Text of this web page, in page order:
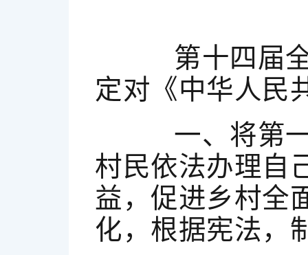
第十四届全
定对《中华人民
一、将第一
村民依法办理自
益，促进乡村全
化，根据宪法，